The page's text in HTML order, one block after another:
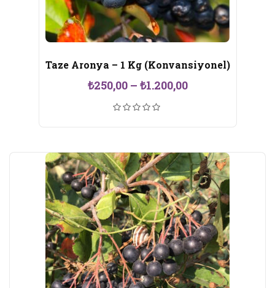
Taze Aronya – 1 Kg (Konvansiyonel)
₺250,00 – ₺1.200,00Fiyat